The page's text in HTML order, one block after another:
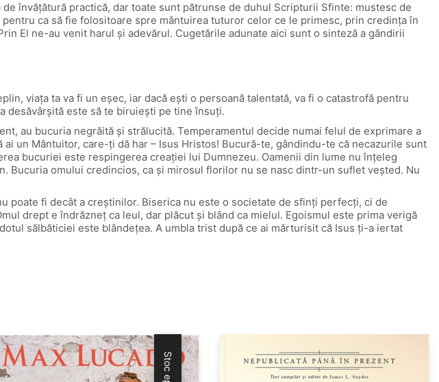
învăţătură practică, dar toate sunt pătrunse de duhul Scripturii Sfinte: mustesc de
ca să fie folositoare spre mântuirea tuturor celor ce le primesc, prin credinţa în
El ne-au venit harul şi adevărul. Cugetările adunate aici sunt o sinteză a gândirii
viaţa ta va fi un eşec, iar dacă eşti o persoană talentată, va fi o catastrofă pentru
desăvârşită este să te biruieşti pe tine însuţi.
au bucuria negrăită şi strălucită. Temperamentul decide numai felul de exprimare a
un Mântuitor, care-ţi dă har – Isus Hristos! Bucură-te, gândindu-te că necazurile sunt
bucuriei este respingerea creaţiei lui Dumnezeu. Oamenii din lume nu înţeleg
Bucuria omului credincios, ca şi mirosul florilor nu se nasc dintr-un suflet veşted. Nu
poate fi decât a creştinilor. Biserica nu este o societate de sfinţi perfecţi, ci de
drept e îndrăzneţ ca leul, dar plăcut şi blând ca mielul. Egoismul este prima verigă
sălbăticiei este blândeţea. A umbla trist după ce ai mărturisit că Isus ţi-a iertat